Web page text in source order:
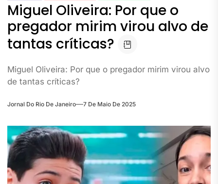
Miguel Oliveira: Por que o
pregador mirim virou alvo de
tantas críticas?
Miguel Oliveira: Por que o pregador mirim virou alvo
de tantas críticas?
Jornal Do Rio De Janeiro 7 De Maio De 2025